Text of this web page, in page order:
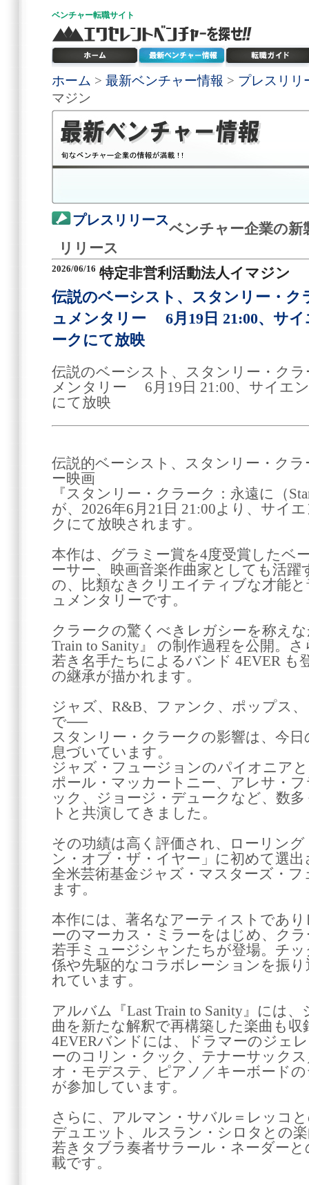
ベンチャー転職サイト
ホーム > 最新ベンチャー情報 > プレスリリ
マジン
プレスリリース
ベンチャー企業の新
リリース
2026/06/16 特定非営利活動法人イマジン
伝説のベーシスト、スタンリー・ク
ュメンタリー 6月19日 21:00、サ
ークにて放映
伝説のベーシスト、スタンリー・ク
メンタリー 6月19日 21:00、サイエ
にて放映
伝説的ベーシスト、スタンリー・ク
ー映画
『スタンリー・クラーク：永遠に（
が、2026年6月21日 21:00より、サイ
クにて放映されます。
本作は、グラミー賞を4度受賞したベ
ーサー、映画音楽作曲家としても活
の、比類なきクリエイティブな才能
ュメンタリーです。
クラークの驚くべきレガシーを称え
Train to Sanity』 の制作過程を公開。
若き名手たちによるバンド 4EVER も
の継承が描かれます。
ジャズ、R&B、ファンク、ポップス
で──
スタンリー・クラークの影響は、今
息づいています。
ジャズ・フュージョンのパイオニア
ポール・マッカートニー、アレサ・
ック、ジョージ・デュークなど、数
トと共演してきました。
その功績は高く評価され、ローリン
ン・オブ・ザ・イヤー」に初めて選
全米芸術基金ジャズ・マスターズ・
ます。
本作には、著名なアーティストであ
ーのマーカス・ミラーをはじめ、ク
若手ミュージシャンたちが登場。チ
係や先駆的なコラボレーションを振
れています。
アルバム『Last Train to Sanity』には
曲を新たな解釈で再構築した楽曲も収
4EVERバンドには、ドラマーのジェ
ーのコリン・クック、テナーサック
オ・モデステ、ピアノ／キーボード
が参加しています。
さらに、アルマン・サバル＝レッコ
デュエット、ルスラン・シロタとの
若きタブラ奏者サラール・ネーダー
載です。